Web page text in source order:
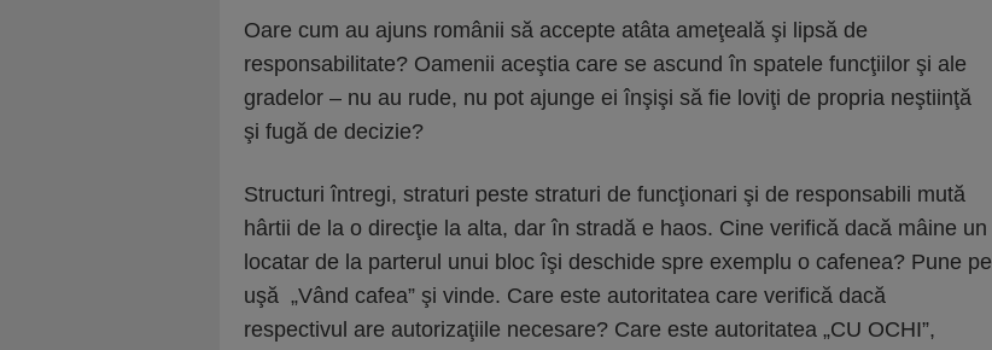
Oare cum au ajuns românii să accepte atâta ameţeală şi lipsă de
responsabilitate? Oamenii aceştia care se ascund în spatele funcţiilor şi ale
gradelor – nu au rude, nu pot ajunge ei înşişi să fie loviţi de propria neştiinţă
şi fugă de decizie?
Structuri întregi, straturi peste straturi de funcţionari şi de responsabili mută
hârtii de la o direcţie la alta, dar în stradă e haos. Cine verifică dacă mâine un
locatar de la parterul unui bloc îşi deschide spre exemplu o cafenea? Pune pe
uşă „Vând cafea” şi vinde. Care este autoritatea care verifică dacă
respectivul are autorizaţiile necesare? Care este autoritatea „CU OCHI”,